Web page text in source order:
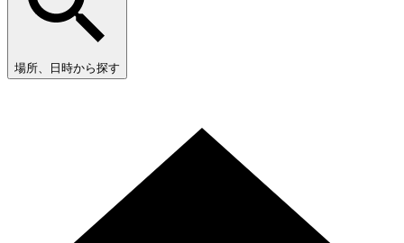
場所、日時から探す